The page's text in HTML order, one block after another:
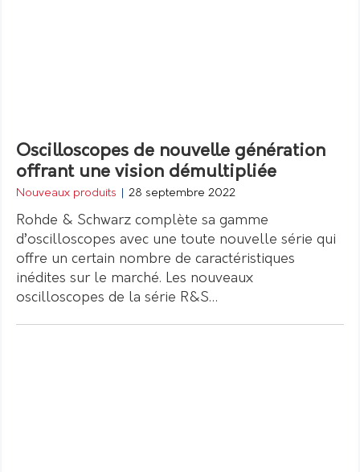
Oscilloscopes de nouvelle génération
offrant une vision démultipliée
Nouveaux produits 28 septembre 2022
Rohde & Schwarz complète sa gamme
d’oscilloscopes avec une toute nouvelle série qui
offre un certain nombre de caractéristiques
inédites sur le marché. Les nouveaux
oscilloscopes de la série R&S…